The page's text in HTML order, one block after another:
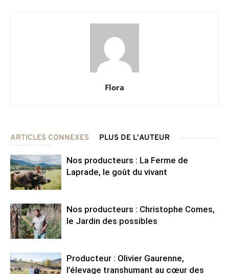
Flora
ARTICLES CONNEXES PLUS DE L'AUTEUR
Nos producteurs : La Ferme de
Laprade, le goût du vivant
Nos producteurs : Christophe Comes,
le Jardin des possibles
Producteur : Olivier Gaurenne,
l’élevage transhumant au cœur des